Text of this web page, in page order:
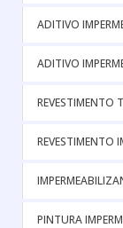
ADITIVO
ADITIVO
REVESTIMENTO
REVESTIMENTO
PINTURA